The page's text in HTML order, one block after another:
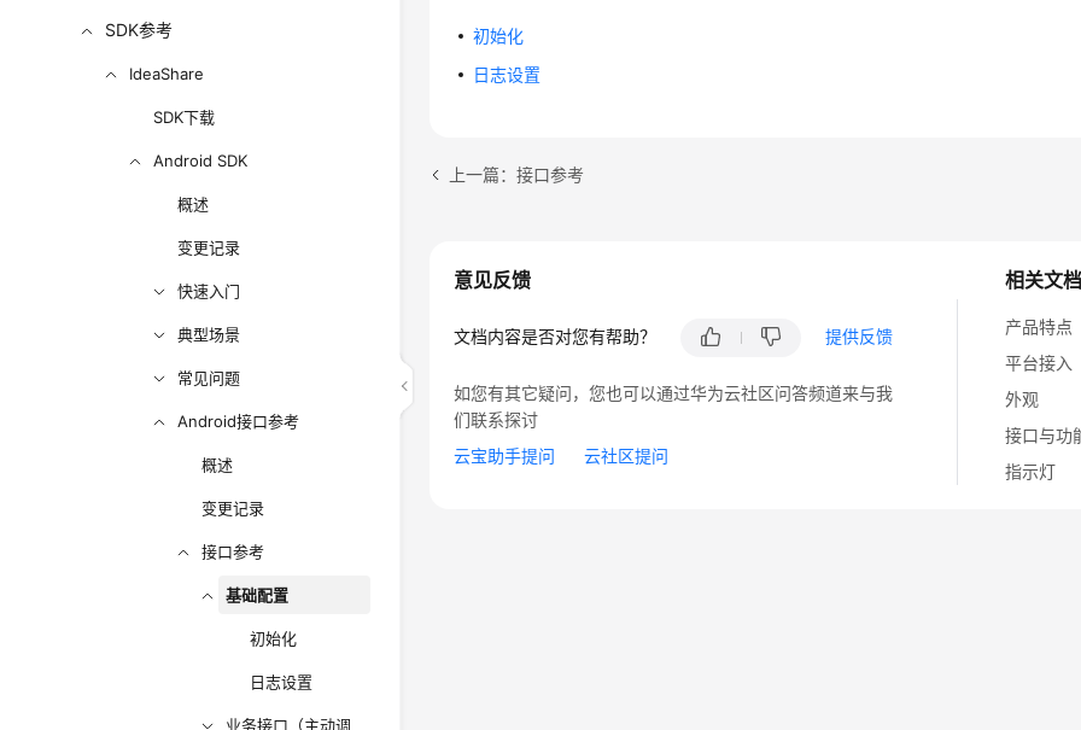
SDK参考
IdeaShare
SDK下载
Android SDK
概述
变更记录
快速入门
典型场景
常见问题
Android接口参考
概述
变更记录
接口参考
基础配置
初始化
日志设置
业务接口（主动调
初始化
日志设置
上一篇：接口参考
相关文档
产品特点
平台接入
外观
接口与功
指示灯
意见反馈
文档内容是否对您有帮助？ 提供反馈
如您有其它疑问，您也可以通过华为云社区问答频道来与我
们联系探讨
云宝助手提问
云社区提问